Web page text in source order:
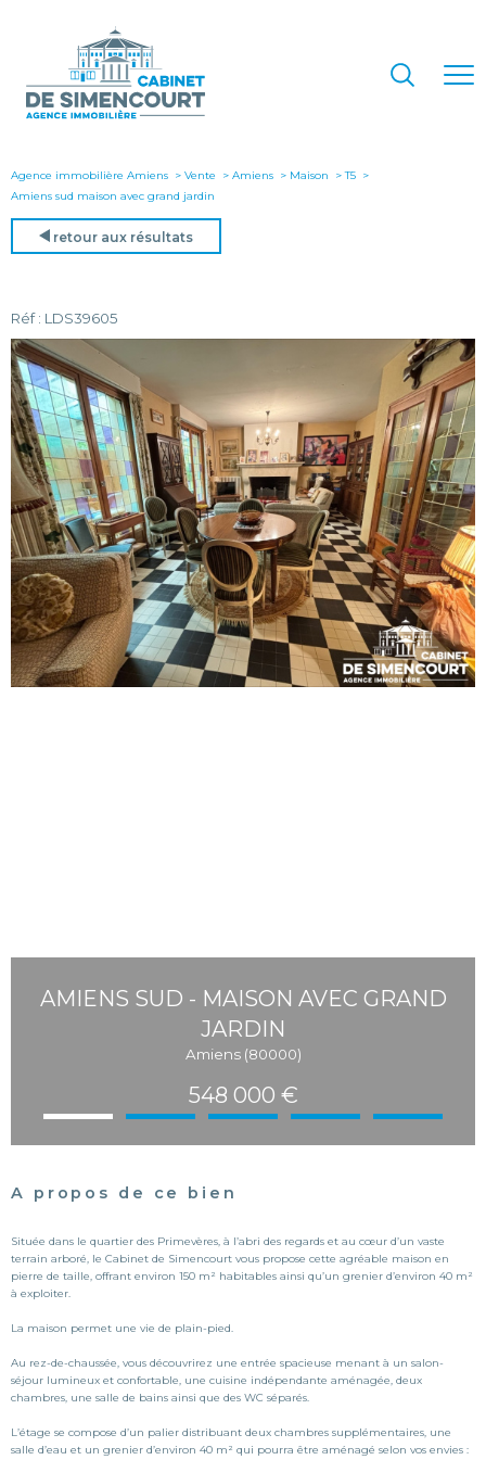
Agence immobilière Amiens Vente Amiens Maison
T5
amiens sud maison avec grand jardin
retour aux résultats
Réf : LDS39605
AMIENS SUD - MAISON AVEC GRAND
JARDIN
Amiens (80000)
548 000 €
A propos de ce bien
Située dans le quartier des Primevères, à l’abri des regards et au cœur d’un vaste
terrain arboré, le Cabinet de Simencourt vous propose cette agréable maison en
pierre de taille, offrant environ 150 m² habitables ainsi qu’un grenier d’environ 40 m²
à exploiter.
La maison permet une vie de plain-pied.
Au rez-de-chaussée, vous découvrirez une entrée spacieuse menant à un salon-
séjour lumineux et confortable, une cuisine indépendante aménagée, deux
chambres, une salle de bains ainsi que des WC séparés.
L’étage se compose d’un palier distribuant deux chambres supplémentaires, une
salle d’eau et un grenier d’environ 40 m² qui pourra être aménagé selon vos envies :